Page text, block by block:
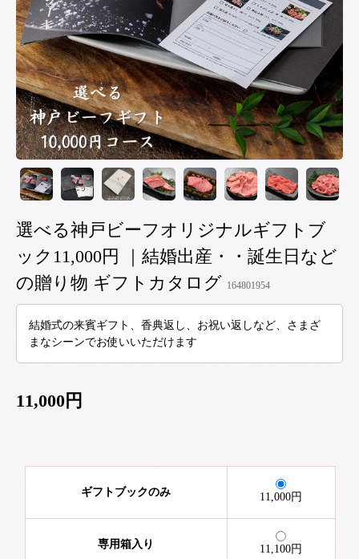
選べる神戸ビーフオリジナルギフトブ
ック11,000円 ｜結婚出産・・誕生日など
の贈り物 ギフトカタログ 164801954
結婚式の来賓ギフト、香典返し、お祝い返しなど、さまざ
まなシーンでお使いいただけます
11,000円
ギフトブックのみ 11,000円
専用箱入り 11,100円